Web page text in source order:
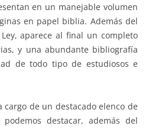
en un manejable volumen
en papel biblia. Además del
aparece al final un completo
y una abundante bibliografía
de todo tipo de estudiosos e
cargo de un destacado elenco de
destacar, además del